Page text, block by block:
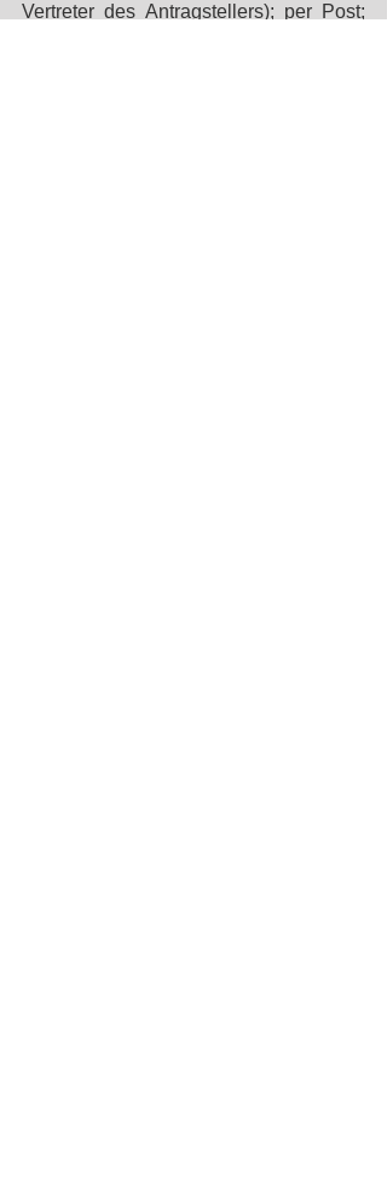
Vertreter des Antragstellers); per Post;